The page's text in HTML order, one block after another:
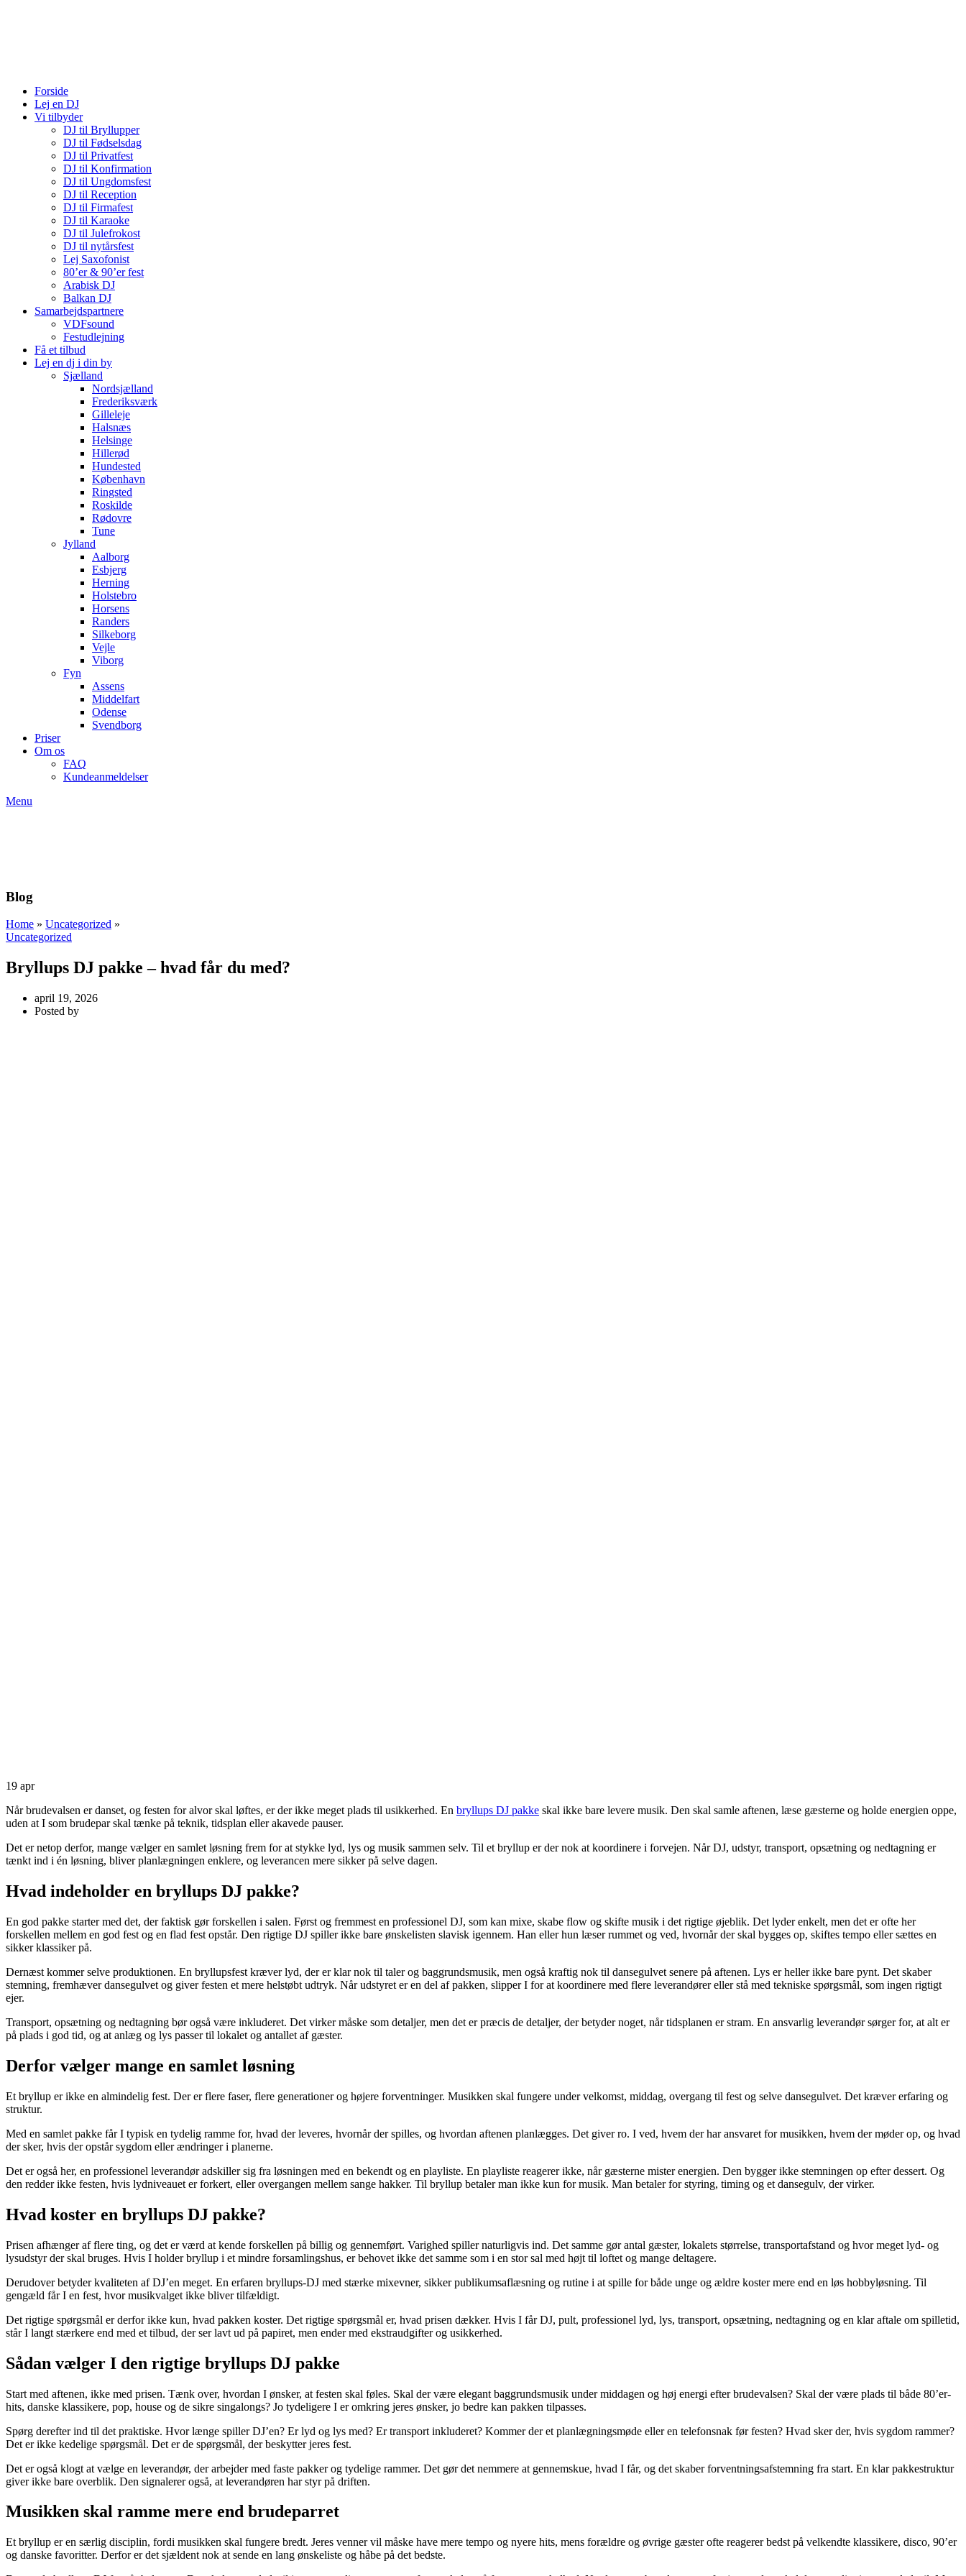
Forside
Lej en DJ
Vi tilbyder
DJ til Bryllupper
DJ til Fødselsdag
DJ til Privatfest
DJ til Konfirmation
DJ til Ungdomsfest
DJ til Reception
DJ til Firmafest
DJ til Karaoke
DJ til Julefrokost
DJ til nytårsfest
Lej Saxofonist
80’er & 90’er fest
Arabisk DJ
Balkan DJ
Samarbejdspartnere
VDFsound
Festudlejning
Få et tilbud
Lej en dj i din by
Sjælland
Nordsjælland
Frederiksværk
Gilleleje
Halsnæs
Helsinge
Hillerød
Hundested
København
Ringsted
Roskilde
Rødovre
Tune
Jylland
Aalborg
Esbjerg
Herning
Holstebro
Horsens
Randers
Silkeborg
Vejle
Viborg
Fyn
Assens
Middelfart
Odense
Svendborg
Priser
Om os
FAQ
Kundeanmeldelser
Menu
Blog
Home » Uncategorized »
Uncategorized
Bryllups DJ pakke – hvad får du med?
april 19, 2026
Posted by
19 apr
Når brudevalsen er danset, og festen for alvor skal løftes, er der ikke meget plads til usikkerhed. En bryllups DJ pakke skal ikke bare levere musik. Den skal samle aftenen, læse gæsterne og holde energien oppe,
uden at I som brudepar skal tænke på teknik, tidsplan eller akavede pauser.
Det er netop derfor, mange vælger en samlet løsning frem for at stykke lyd, lys og musik sammen selv. Til et bryllup er der nok at koordinere i forvejen. Når DJ, udstyr, transport, opsætning og nedtagning er
tænkt ind i én løsning, bliver planlægningen enklere, og leverancen mere sikker på selve dagen.
Hvad indeholder en bryllups DJ pakke?
En god pakke starter med det, der faktisk gør forskellen i salen. Først og fremmest en professionel DJ, som kan mixe, skabe flow og skifte musik i det rigtige øjeblik. Det lyder enkelt, men det er ofte her
forskellen mellem en god fest og en flad fest opstår. Den rigtige DJ spiller ikke bare ønskelisten slavisk igennem. Han eller hun læser rummet og ved, hvornår der skal bygges op, skiftes tempo eller sættes en
sikker klassiker på.
Dernæst kommer selve produktionen. En bryllupsfest kræver lyd, der er klar nok til taler og baggrundsmusik, men også kraftig nok til dansegulvet senere på aftenen. Lys er heller ikke bare pynt. Det skaber
stemning, fremhæver dansegulvet og giver festen et mere helstøbt udtryk. Når udstyret er en del af pakken, slipper I for at koordinere med flere leverandører eller stå med tekniske spørgsmål, som ingen rigtigt
ejer.
Transport, opsætning og nedtagning bør også være inkluderet. Det virker måske som detaljer, men det er præcis de detaljer, der betyder noget, når tidsplanen er stram. En ansvarlig leverandør sørger for, at alt er
på plads i god tid, og at anlæg og lys passer til lokalet og antallet af gæster.
Derfor vælger mange en samlet løsning
Et bryllup er ikke en almindelig fest. Der er flere faser, flere generationer og højere forventninger. Musikken skal fungere under velkomst, middag, overgang til fest og selve dansegulvet. Det kræver erfaring og
struktur.
Med en samlet pakke får I typisk en tydelig ramme for, hvad der leveres, hvornår der spilles, og hvordan aftenen planlægges. Det giver ro. I ved, hvem der har ansvaret for musikken, hvem der møder op, og hvad
der sker, hvis der opstår sygdom eller ændringer i planerne.
Det er også her, en professionel leverandør adskiller sig fra løsningen med en bekendt og en playliste. En playliste reagerer ikke, når gæsterne mister energien. Den bygger ikke stemningen op efter dessert. Og
den redder ikke festen, hvis lydniveauet er forkert, eller overgangen mellem sange hakker. Til bryllup betaler man ikke kun for musik. Man betaler for styring, timing og et dansegulv, der virker.
Hvad koster en bryllups DJ pakke?
Prisen afhænger af flere ting, og det er værd at kende forskellen på billig og gennemført. Varighed spiller naturligvis ind. Det samme gør antal gæster, lokalets størrelse, transportafstand og hvor meget lyd- og
lysudstyr der skal bruges. Hvis I holder bryllup i et mindre forsamlingshus, er behovet ikke det samme som i en stor sal med højt til loftet og mange deltagere.
Derudover betyder kvaliteten af DJ’en meget. En erfaren bryllups-DJ med stærke mixevner, sikker publikumsaflæsning og rutine i at spille for både unge og ældre koster mere end en løs hobbyløsning. Til
gengæld får I en fest, hvor musikvalget ikke bliver tilfældigt.
Det rigtige spørgsmål er derfor ikke kun, hvad pakken koster. Det rigtige spørgsmål er, hvad prisen dækker. Hvis I får DJ, pult, professionel lyd, lys, transport, opsætning, nedtagning og en klar aftale om spilletid,
står I langt stærkere end med et tilbud, der ser lavt ud på papiret, men ender med ekstraudgifter og usikkerhed.
Sådan vælger I den rigtige bryllups DJ pakke
Start med aftenen, ikke med prisen. Tænk over, hvordan I ønsker, at festen skal føles. Skal der være elegant baggrundsmusik under middagen og høj energi efter brudevalsen? Skal der være plads til både 80’er-
hits, danske klassikere, pop, house og de sikre singalongs? Jo tydeligere I er omkring jeres ønsker, jo bedre kan pakken tilpasses.
Spørg derefter ind til det praktiske. Hvor længe spiller DJ’en? Er lyd og lys med? Er transport inkluderet? Kommer der et planlægningsmøde eller en telefonsnak før festen? Hvad sker der, hvis sygdom rammer?
Det er ikke kedelige spørgsmål. Det er de spørgsmål, der beskytter jeres fest.
Det er også klogt at vælge en leverandør, der arbejder med faste pakker og tydelige rammer. Det gør det nemmere at gennemskue, hvad I får, og det skaber forventningsafstemning fra start. En klar pakkestruktur
giver ikke bare overblik. Den signalerer også, at leverandøren har styr på driften.
Musikken skal ramme mere end brudeparret
Et bryllup er en særlig disciplin, fordi musikken skal fungere bredt. Jeres venner vil måske have mere tempo og nyere hits, mens forældre og øvrige gæster ofte reagerer bedst på velkendte klassikere, disco, 90’er
og danske favoritter. Derfor er det sjældent nok at sende en lang ønskeliste og håbe på det bedste.